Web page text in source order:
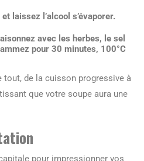
laissez l’alcool s’évaporer.
avec les herbes, le sel
pour 30 minutes, 100°C
tout, de la cuisson progressive à
que votre soupe aura une
pour impressionner vos